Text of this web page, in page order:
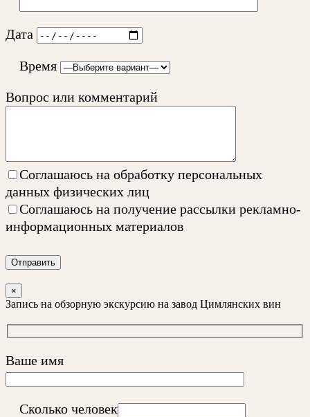
Дата
Время
Вопрос или комментарий
Соглашаюсь на обработку персональных
данных физических лиц
Соглашаюсь на получение рассылки рекламно-
информационных материалов
Отправить
×
Запись на обзорную экскурсию на завод Цимлянских вин
Ваше имя
Сколько человек